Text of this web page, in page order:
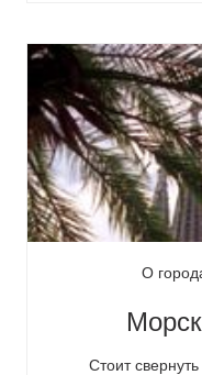
О
Стоит